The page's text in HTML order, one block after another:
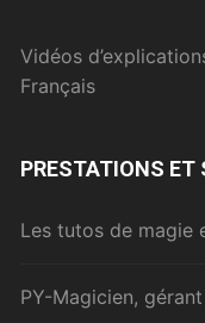
Vidéos
Français
PRESTATIONS ET
Les tutos de magie
PY-Magicien,